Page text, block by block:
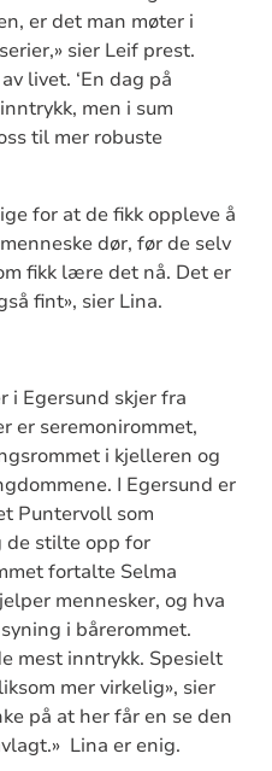
er det man møter i
sier Leif prest.
livet. ‘En dag på
men i sum
til mer robuste
for at de fikk oppleve å
dør, før de selv
fikk lære det nå. Det er
fint», sier Lina.
i Egersund skjer fra
er seremonirommet,
i kjelleren og
I Egersund er
Puntervoll som
de stilte opp for
fortalte Selma
mennesker, og hva
i bårerommet.
mest inntrykk. Spesielt
mer virkelig», sier
på at her får en se den
Lina er enig.